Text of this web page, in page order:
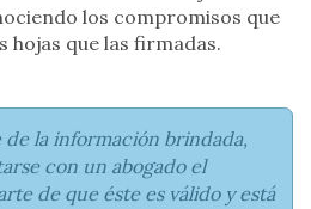
los compromisos que
hojas que las firmadas.
la información brindada,
con un abogado el
de que éste es válido y está